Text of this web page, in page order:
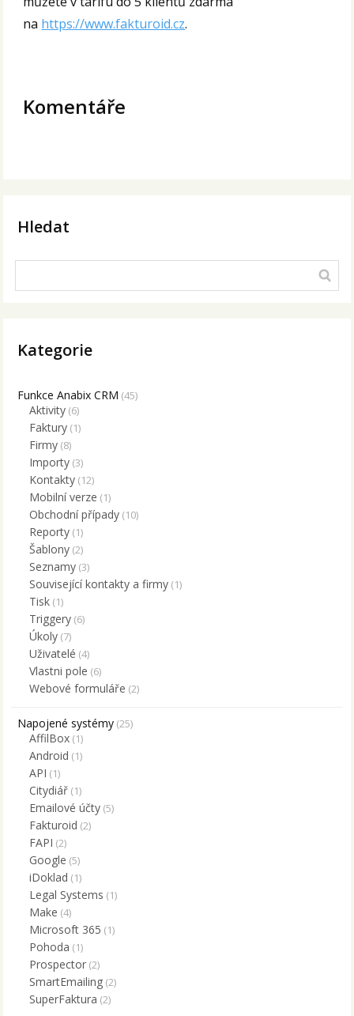
na https://www.fakturoid.cz.
Komentáře
Hledat
Kategorie
Funkce Anabix CRM (45)
Aktivity (6)
Faktury (1)
Firmy (8)
Importy (3)
Kontakty (12)
Mobilní verze (1)
Obchodní případy (10)
Reporty (1)
Šablony (2)
Seznamy (3)
Související kontakty a firmy (1)
Tisk (1)
Triggery (6)
Úkoly (7)
Uživatelé (4)
Vlastni pole (6)
Webové formuláře (2)
Napojené systémy (25)
AffilBox (1)
Android (1)
API (1)
Citydiář (1)
Emailové účty (5)
Fakturoid (2)
FAPI (2)
Google (5)
iDoklad (1)
Legal Systems (1)
Make (4)
Microsoft 365 (1)
Pohoda (1)
Prospector (2)
SmartEmailing (2)
SuperFaktura (2)